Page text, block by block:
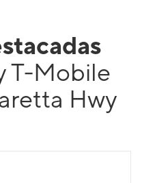
T-Mobile
Hwy